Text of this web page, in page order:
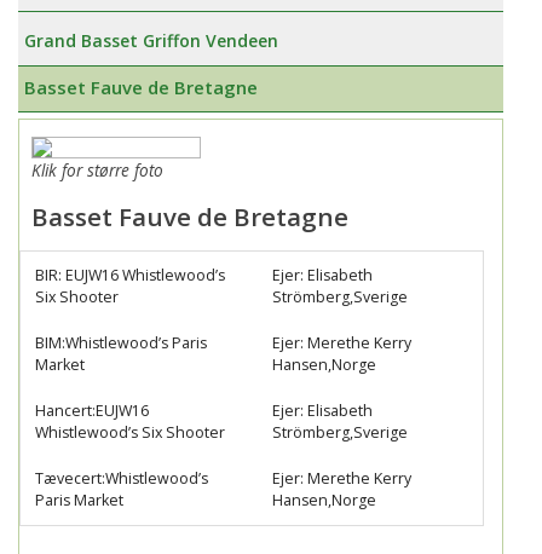
Grand Basset Griffon Vendeen
Basset Fauve de Bretagne
Klik for større foto
Basset Fauve de Bretagne
BIR: EUJW16 Whistlewood’s
Six Shooter
Ejer: Elisabeth
Strömberg,Sverige
BIM:Whistlewood’s Paris
Market
Ejer: Merethe Kerry
Hansen,Norge
Hancert:EUJW16
Whistlewood’s Six Shooter
Ejer: Elisabeth
Strömberg,Sverige
Tævecert:Whistlewood’s
Paris Market
Ejer: Merethe Kerry
Hansen,Norge